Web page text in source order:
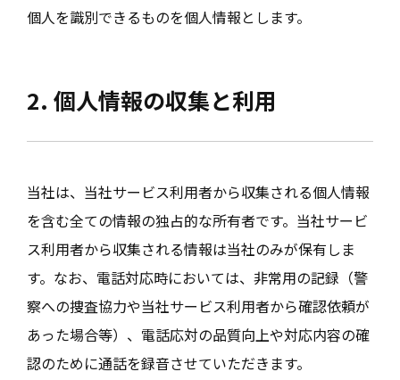
個人を識別できるものを個人情報とします。
2. 個人情報の収集と利用
当社は、当社サービス利用者から収集される個人情報
を含む全ての情報の独占的な所有者です。当社サービ
ス利用者から収集される情報は当社のみが保有しま
す。なお、電話対応時においては、非常用の記録（警
察への捜査協力や当社サービス利用者から確認依頼が
あった場合等）、電話応対の品質向上や対応内容の確
認のために通話を録音させていただきます。